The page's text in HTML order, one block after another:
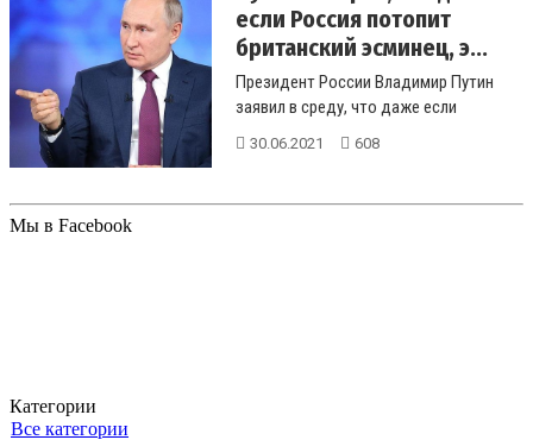
если Россия потопит
британский эсминец, э...
Президент России Владимир Путин
заявил в среду, что даже если
российские войска потопят
30.06.2021 608
Мы в Facebook
Категории
Все категории